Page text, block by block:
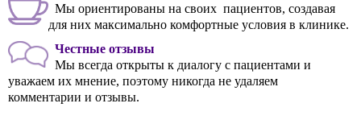
Мы ориентированы на своих пациентов, создавая
для них максимально комфортные условия в клинике.
Честные отзывы
Мы всегда открыты к диалогу с пациентами и
уважаем их мнение, поэтому никогда не удаляем
комментарии и отзывы.